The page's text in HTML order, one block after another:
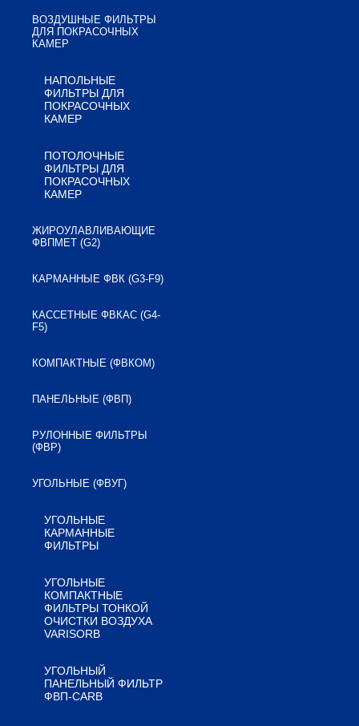
ВОЗДУШНЫЕ ФИЛЬТРЫ
ДЛЯ ПОКРАСОЧНЫХ
КАМЕР
НАПОЛЬНЫЕ
ФИЛЬТРЫ ДЛЯ
ПОКРАСОЧНЫХ
КАМЕР
ПОТОЛОЧНЫЕ
ФИЛЬТРЫ ДЛЯ
ПОКРАСОЧНЫХ
КАМЕР
ЖИРОУЛАВЛИВАЮЩИЕ
ФВПМЕТ (G2)
КАРМАННЫЕ ФВК (G3-F9)
КАССЕТНЫЕ ФВКАС (G4-
F5)
КОМПАКТНЫЕ (ФВКОМ)
ПАНЕЛЬНЫЕ (ФВП)
РУЛОННЫЕ ФИЛЬТРЫ
(ФВР)
УГОЛЬНЫЕ (ФВУГ)
УГОЛЬНЫЕ
КАРМАННЫЕ
ФИЛЬТРЫ
УГОЛЬНЫЕ
КОМПАКТНЫЕ
ФИЛЬТРЫ ТОНКОЙ
ОЧИСТКИ ВОЗДУХА
VARISORB
УГОЛЬНЫЙ
ПАНЕЛЬНЫЙ ФИЛЬТР
ФВП-CARB